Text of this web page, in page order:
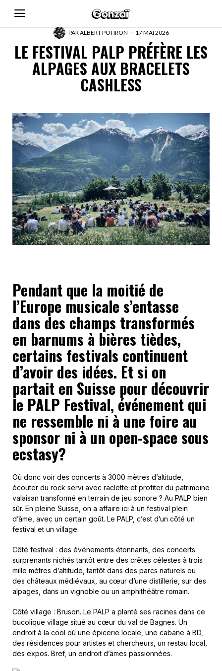
PARALBERT POTIRON 17 MAI 2026
LE FESTIVAL PALP PRÉFÈRE LES
ALPAGES AUX BRACELETS
CASHLESS
Pendant que la moitié de
l’Europe musicale s’entasse
dans des champs transformés
en barnums à bières tièdes,
certains festivals continuent
d’avoir des idées. Et si on
partait en Suisse pour découvrir
le PALP Festival, événement qui
ne ressemble ni à une foire au
sponsor ni à un open-space sous
ecstasy?
Où donc voir des concerts à 3000 mètres d’altitude,
écouter du rock servi avec raclette et profiter du patrimoine
valaisan transformé en terrain de jeu sonore ? Au PALP bien
sûr. En pleine Suisse, on a affaire ici à un festival plein
d’âme, avec un certain goût. Le PALP, c’est d’un côté un
festival et un village.
Côté festival : des événements étonnants, des concerts
surprenants nichés tantôt entre des crêtes célestes à trois
mille mètres d’altitude, tantôt dans des parcs naturels ou
des châteaux médiévaux, au cœur d’une distillerie, sur des
alpages, dans un vignoble ou un amphithéâtre romain.
Côté village : Bruson. Le PALP a planté ses racines dans ce
bucolique village situé au cœur du val de Bagnes. Un
endroit à la cool où une épicerie locale, une cabane à BD,
des résidences pour artistes et chercheurs, un restau local,
des expos. Bref, un endroit d’âmes passionnées.